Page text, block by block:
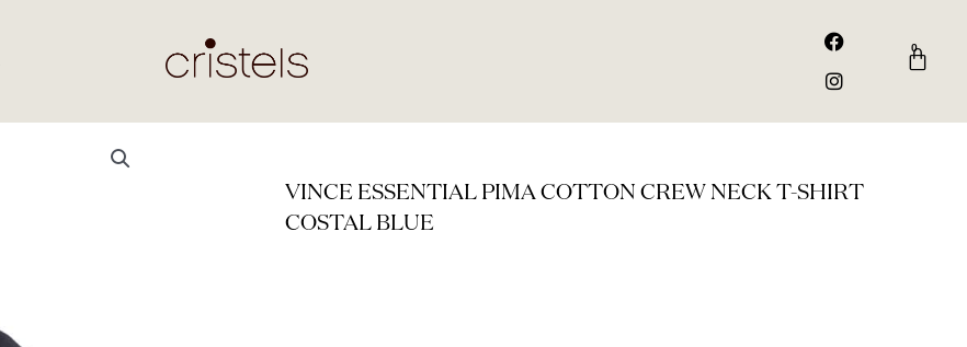
F
a
c
e
o
I
n
s
t
g
m
0
Kurv
VINCE ESSENTIAL PIMA COTTON CREW NECK T-SHIRT
COSTAL BLUE